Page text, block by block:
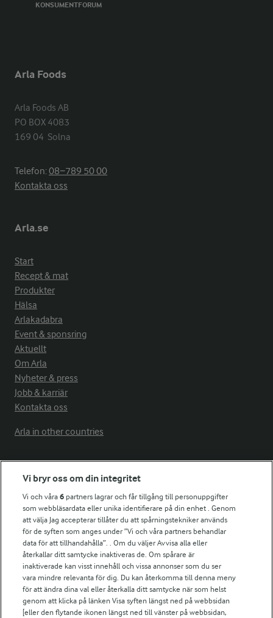
KONSUMENTFORUM
Arla Foods
Arla Foods AB
PO BOX 4083
169 04  Solna
Telefon:08−789 50 00
Kontakta oss
Arla.se
Start
Recept & mat
Produkter
Hälsa
Arlakadabra
Event & sponsring
Aktuellt
Om Arla
Nyheter & press
Jobb & karriär
Kontakta oss
Arla in other countries
Fler Arlasajter
För ägare
Arlas kundportal
Arla.com
Falbygdens Ost
Arla webbshop
Bildbank
Vi bryr oss om din integritet
Vi och våra6 partners lagrar och får tillgång till personuppgifter
som webbläsardata eller unika identifierare på din enhet . Genom
att välja Jag accepterar tillåter du att spårningstekniker används
för de syften som anges under ”Vi och våra partners behandlar
data för att tillhandahålla”. . Om du väljer Avvisa alla eller
återkallar ditt samtycke inaktiveras de. Om spårare är
inaktiverade kan visst innehåll och vissa annonser som du ser
vara mindre relevanta för dig. Du kan återkomma till denna meny
för att ändra dina val eller återkalla ditt samtycke när som helst
genom att klicka på länken Visa syften längst ned på webbsidan
[eller den flytande ikonen längst ned till vänster på webbsidan,